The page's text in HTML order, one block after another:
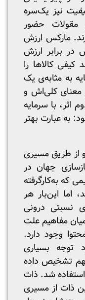
نیز یک‌سره
حضور
مارکس ارزش
در برابر ارزش
کالاها را
به مثابه‌ی یک
معنای کلی‌اش و
اثر، با سرمایه
به عبارت بهتر
از طریق مسیری
جهان در
که به‌کارگرفته
اما این‌بار هر
نسبتی درونی
مفاهیم علت
وجود دارد.
توجه بسیاری
تشخیص داده
شد. ذات
ذات از مسیری